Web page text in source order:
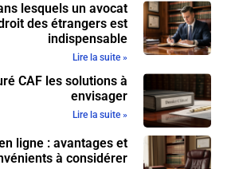
lesquels un avocat
des étrangers est
indispensable
Lire la suite »
CAF les solutions à
envisager
Lire la suite »
ligne : avantages et
à considérer